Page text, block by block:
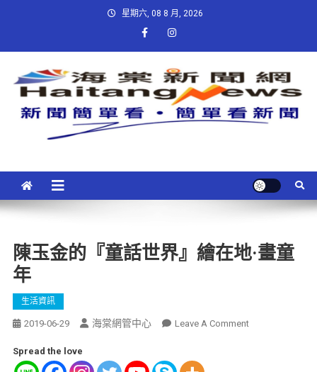
星期六, 08 8 月, 2026
陳玉金的『童話世界』繪在地·畫童
年
生活資訊
2019-06-29 海棠網管中心 Leave A Comment
Spread the love